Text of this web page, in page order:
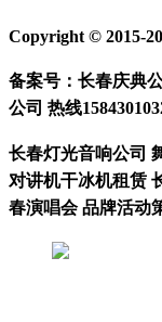
Copyright © 2015-
备案号：长春庆典
公司 热线
长春灯光音响公司
对讲机干冰机租赁
春演唱会 品牌活动